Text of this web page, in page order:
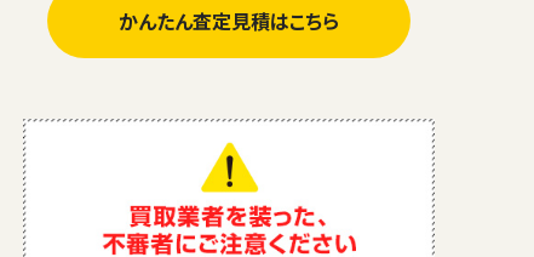
かんたん査定見積はこちら